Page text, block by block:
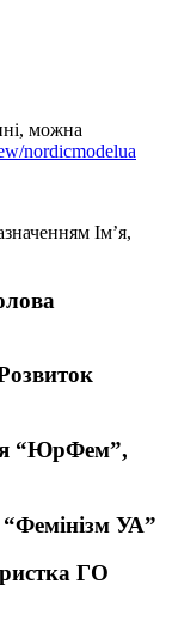
можна
nordicmodelua
Ім’я,
“ЮрФем”,
УА”
ГО